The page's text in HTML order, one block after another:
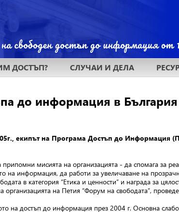
ДОСТЪП? СЛУЧАИ И ДЕЛА
до информация в
екипът на Програма Достъп до Информация
мисията на организацията - да спомага за
информация, да работи за увеличаване на
в категория “Етика и ценности” и награда за
организацията на Петия “Форум на свободата”,
на достъп до информация през 2004 г. Основна